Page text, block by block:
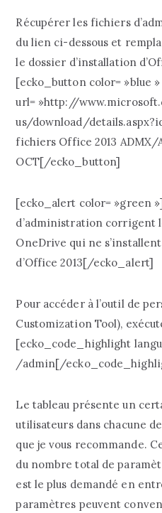
Récupérer les fichiers
du lien ci-dessous et
le dossier d’installation
[ecko_button color= »blue
url= »http://
us/download/
fichiers Office 2013 ADMX/
OCT[/ecko_button]
[ecko_alert color= »green
d’administration corrigent
OneDrive qui ne
d’Office 2013[/ecko_alert]
Pour accéder à l’outil de
Customization Tool),
[ecko_code_highlight
/admin[/
Le tableau présente un
utilisateurs dans chacune
que je vous recommande.
du nombre total de
est le plus demandé en
paramètres peuvent